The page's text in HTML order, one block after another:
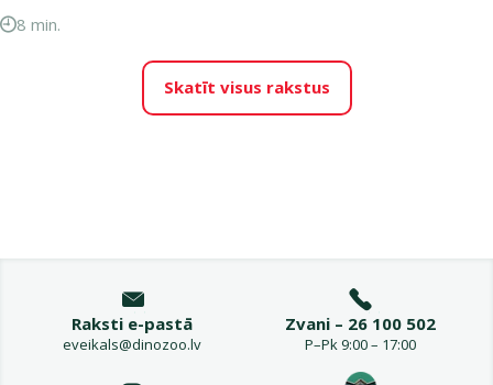
8 min.
Skatīt visus rakstus
Raksti e-pastā
eveikals@dinozoo.lv
Zvani – 26 100 502
P–Pk 9:00 – 17:00